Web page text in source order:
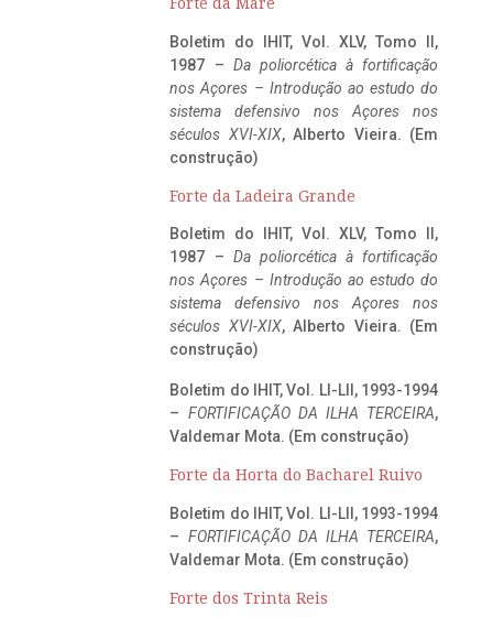
Forte da Maré
Boletim do IHIT, Vol. XLV, Tomo II,
1987 – Da poliorcética à fortificação
nos Açores – Introdução ao estudo do
sistema defensivo nos Açores nos
séculos XVI-XIX, Alberto Vieira. (Em
construção)
Forte da Ladeira Grande
Boletim do IHIT, Vol. XLV, Tomo II,
1987 – Da poliorcética à fortificação
nos Açores – Introdução ao estudo do
sistema defensivo nos Açores nos
séculos XVI-XIX, Alberto Vieira. (Em
construção)
Boletim do IHIT, Vol. LI-LII, 1993-1994
– FORTIFICAÇÃO DA ILHA TERCEIRA,
Valdemar Mota. (Em construção)
Forte da Horta do Bacharel Ruivo
Boletim do IHIT, Vol. LI-LII, 1993-1994
– FORTIFICAÇÃO DA ILHA TERCEIRA,
Valdemar Mota. (Em construção)
Forte dos Trinta Reis